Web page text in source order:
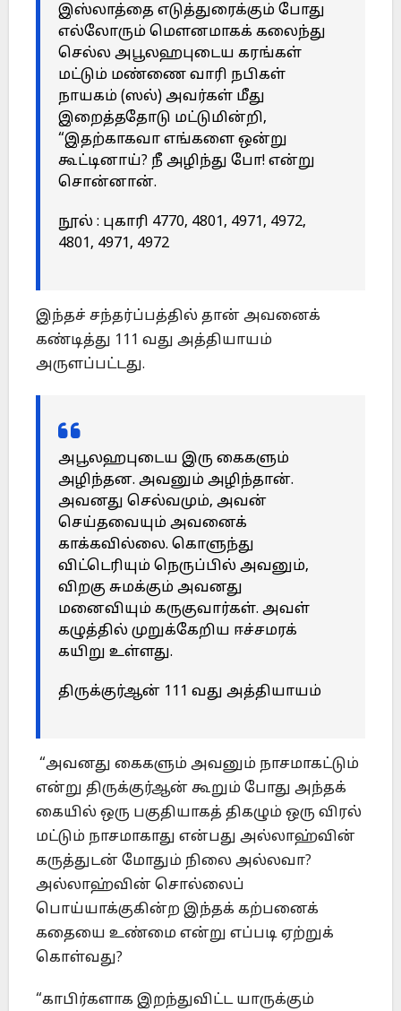
இஸ்லாத்தை எடுத்துரைக்கும் போது
எல்லோரும் மௌனமாகக் கலைந்து
செல்ல அபூலஹபுடைய கரங்கள்
மட்டும் மண்ணை வாரி நபிகள்
நாயகம் (ஸல்) அவர்கள் மீது
இறைத்ததோடு மட்டுமின்றி,
“இதற்காகவா எங்களை ஒன்று
கூட்டினாய்? நீ அழிந்து போ! என்று
சொன்னான்.
நூல் : புகாரி 4770, 4801, 4971, 4972,
4801, 4971, 4972
இந்தச் சந்தர்ப்பத்தில் தான் அவனைக்
கண்டித்து 111 வது அத்தியாயம்
அருளப்பட்டது.
அபூலஹபுடைய இரு கைகளும்
அழிந்தன. அவனும் அழிந்தான்.
அவனது செல்வமும், அவன்
செய்தவையும் அவனைக்
காக்கவில்லை. கொளுந்து
விட்டெரியும் நெருப்பில் அவனும்,
விறகு சுமக்கும் அவனது
மனைவியும் கருகுவார்கள். அவள்
கழுத்தில் முறுக்கேறிய ஈச்சமரக்
கயிறு உள்ளது.
திருக்குர்ஆன் 111 வது அத்தியாயம்
“அவனது கைகளும் அவனும் நாசமாகட்டும்
என்று திருக்குர்ஆன் கூறும் போது அந்தக்
கையில் ஒரு பகுதியாகத் திகழும் ஒரு விரல்
மட்டும் நாசமாகாது என்பது அல்லாஹ்வின்
கருத்துடன் மோதும் நிலை அல்லவா?
அல்லாஹ்வின் சொல்லைப்
பொய்யாக்குகின்ற இந்தக் கற்பனைக்
கதையை உண்மை என்று எப்படி ஏற்றுக்
கொள்வது?
“காபிர்களாக இறந்துவிட்ட யாருக்கும்